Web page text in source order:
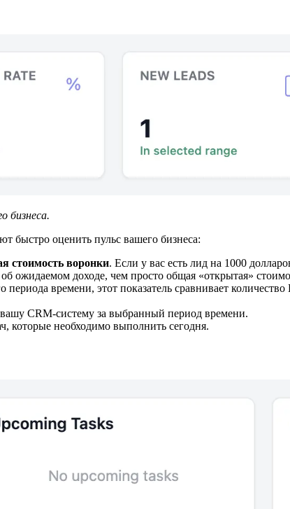
бизнеса.
быстро оценить пульс вашего бизнеса:
стоимость воронки. Если у вас есть лид на 1000
ожидаемом доходе, чем просто общая «открытая»
периода времени, этот показатель сравнивает
CRM-систему за выбранный период времени.
которые необходимо выполнить сегодня.